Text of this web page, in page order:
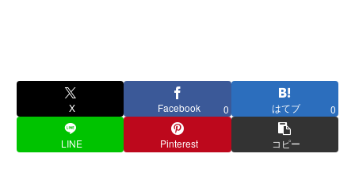
X Facebook 0 はてブ 0
LINE Pinterest コピー